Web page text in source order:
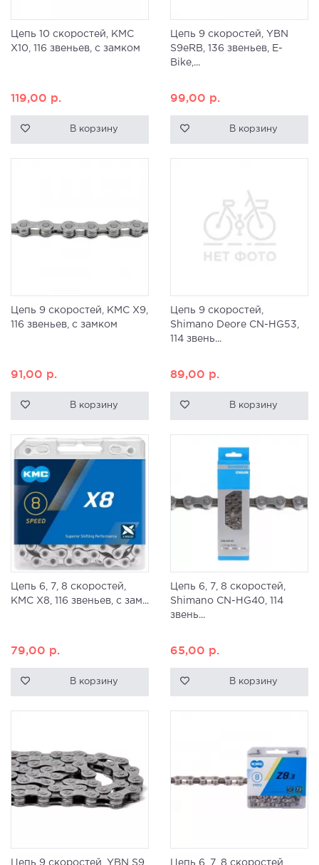
Цепь 10 скоростей, KMC
X10, 116 звеньев, с замком
119,00 р.
В корзину
Цепь 9 скоростей, YBN
S9eRB, 136 звеньев, E-
Bike,...
99,00 р.
В корзину
Цепь 9 скоростей, KMC X9,
116 звеньев, с замком
91,00 р.
В корзину
Цепь 9 скоростей,
Shimano Deore CN-HG53,
114 звень...
89,00 р.
В корзину
Цепь 6, 7, 8 скоростей,
KMC X8, 116 звеньев, с зам...
79,00 р.
В корзину
Цепь 6, 7, 8 скоростей,
Shimano CN-HG40, 114
звень...
65,00 р.
В корзину
Цепь 9 скоростей, YBN S9,
Цепь 6, 7, 8 скоростей,